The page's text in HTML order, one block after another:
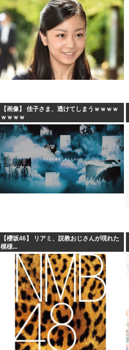
【画像】 佳子さま、透けてしまうｗｗｗｗ
ｗｗｗｗ
【櫻坂46】 リアミ、説教おじさんが現れた
模様...